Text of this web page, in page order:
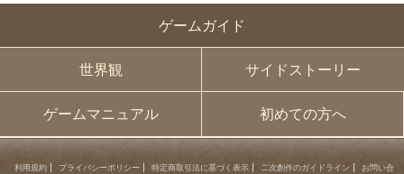
ゲームガイド
世界観 サイドストーリー
ゲームマニュアル 初めての方へ
利用規約 プライバシーポリシー 特定商取引法に基づく表示 二次創作のガイドライン
お問い合